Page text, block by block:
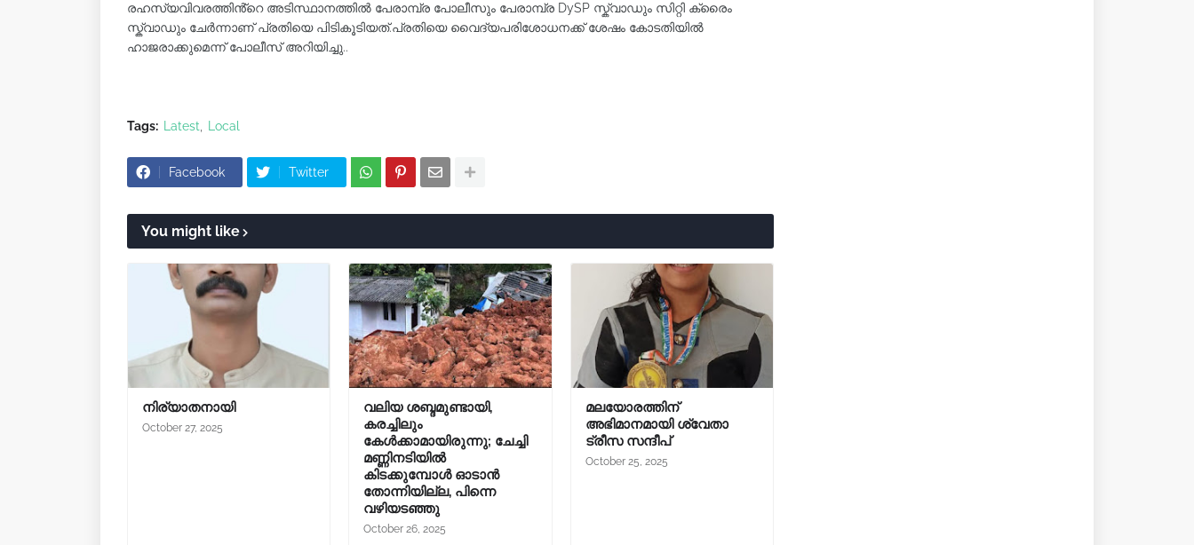
രഹസ്യവിവരത്തിൻ്റെ അടിസ്ഥാനത്തിൽ പേരാമ്പ്ര പോലീസും പേരാമ്പ്ര DySP സ്ക്വാഡും സിറ്റി ക്രൈം
സ്ക്വാഡും ചേർന്നാണ് പ്രതിയെ പിടികൂടിയത്.പ്രതിയെ വൈദ്യപരിശോധനക്ക് ശേഷം കോടതിയിൽ
ഹാജരാക്കുമെന്ന് പോലീസ് അറിയിച്ചു..
Tags: Latest Local
Facebook Twitter
You might like
നിര്യാതനായി
October 27, 2025
വലിയ ശബ്ദമുണ്ടായി,
കരച്ചിലും
കേൾക്കാമായിരുന്നു; ചേച്ചി
മണ്ണിനടിയിൽ
കിടക്കുമ്പോൾ ഓടാൻ
തോന്നിയില്ല, പിന്നെ
വഴിയടഞ്ഞു
October 26, 2025
മലയോരത്തിന്
അഭിമാനമായി ശ്വേതാ
ട്രീസ സന്ദീപ്
October 25, 2025